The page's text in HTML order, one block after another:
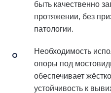
быть качественно
протяжении, без
патологии.
Необходимость
опоры под
обеспечивает
устойчивость к